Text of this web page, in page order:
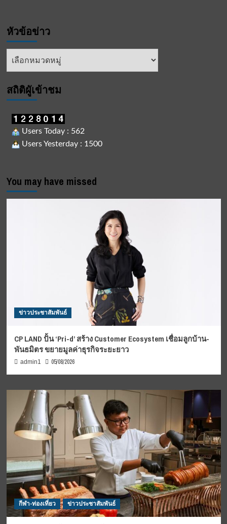
หัวข้อข่าว
หัวข้อ
สถิติผูัเข้าชม
Users Today : 562
Users Yesterday : 1500
You may have missed
ข่าวประชาสัมพันธ์
CP LAND ปั้น ‘Pri-d’ สร้าง Customer Ecosystem เชื่อมลูกบ้าน-
พันธมิตร ขยายมูลค่าธุรกิจระยะยาว
admin1 05/08/2026
กีฬา-ท่องเที่ยว ข่าวประชาสัมพันธ์